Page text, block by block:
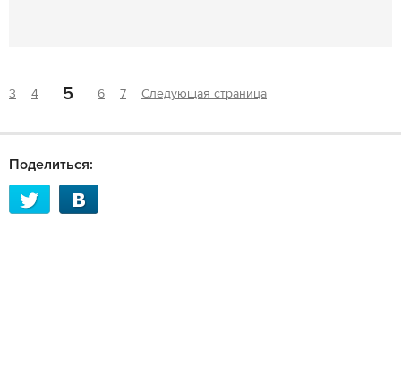
3 4 5 6 7 Следующая страница
Поделиться: